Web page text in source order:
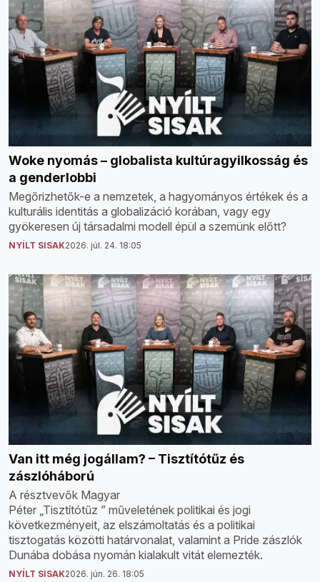
Woke nyomás – globalista kultúragyilkosság és
a genderlobbi
Megőrizhetők-e a nemzetek, a hagyományos értékek és a
kulturális identitás a globalizáció korában, vagy egy
gyökeresen új társadalmi modell épül a szemünk előtt?
NYÍLT SISAK2026. júl. 24. 18:05
Van itt még jogállam? – Tisztítótűz és
zászlóháború
A résztvevők Magyar
Péter „Tisztítótűz ” műveletének politikai és jogi
következményeit, az elszámoltatás és a politikai
tisztogatás közötti határvonalat, valamint a Pride zászlók
Dunába dobása nyomán kialakult vitát elemezték.
NYÍLT SISAK2026. jún. 26. 18:05